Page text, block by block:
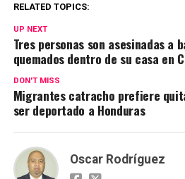
RELATED TOPICS:
UP NEXT
Tres personas son asesinadas a
quemados dentro de su casa en
DON'T MISS
Migrantes catracho prefiere
ser deportado a Honduras
Oscar Rodríguez